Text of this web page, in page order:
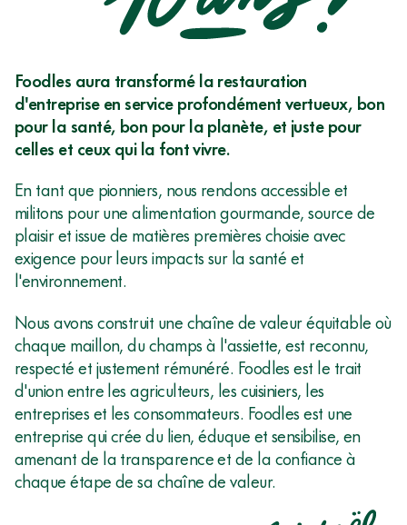
RENDEZ-
VOUS
DANS
10
ANS
!
Foodles aura transformé la restauration
d'entreprise en service profondément vertueux, bon
pour la santé, bon pour la planète, et juste pour
celles et ceux qui la font vivre.
En tant que pionniers, nous rendons accessible et
militons pour une alimentation gourmande, source de
plaisir et issue de matières premières choisie avec
exigence pour leurs impacts sur la santé et
l'environnement.
Nous avons construit une chaîne de valeur équitable où
chaque maillon, du champs à l'assiette, est reconnu,
respecté et justement rémunéré. Foodles est le trait
d'union entre les agriculteurs, les cuisiniers, les
entreprises et les consommateurs. Foodles est une
entreprise qui crée du lien, éduque et sensibilise, en
amenant de la transparence et de la confiance à
chaque étape de sa chaîne de valeur.